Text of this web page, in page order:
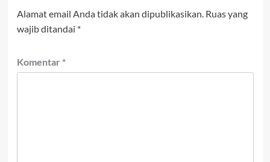
Alamat email Anda tidak akan dipublikasikan. Ruas yang
wajib ditandai *
Komentar *